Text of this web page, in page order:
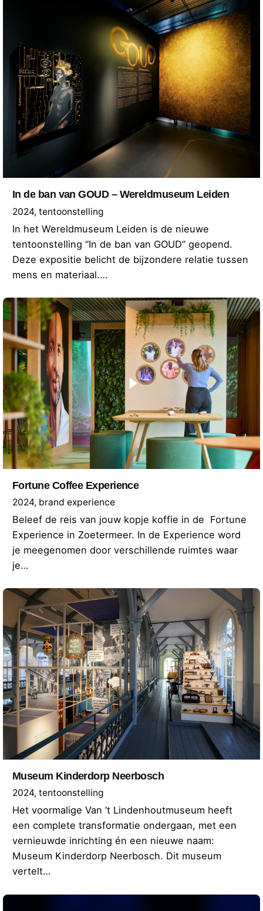
In de ban van GOUD – Wereldmuseum Leiden
2024 tentoonstelling
In het Wereldmuseum Leiden is de nieuwe
tentoonstelling “In de ban van GOUD” geopend.
Deze expositie belicht de bijzondere relatie tussen
mens en materiaal.…
Fortune Coffee Experience
2024 brand experience
Beleef de reis van jouw kopje koffie in de Fortune
Experience in Zoetermeer. In de Experience word
je meegenomen door verschillende ruimtes waar
je…
Museum Kinderdorp Neerbosch
2024 tentoonstelling
Het voormalige Van ’t Lindenhoutmuseum heeft
een complete transformatie ondergaan, met een
vernieuwde inrichting én een nieuwe naam:
Museum Kinderdorp Neerbosch. Dit museum
vertelt…